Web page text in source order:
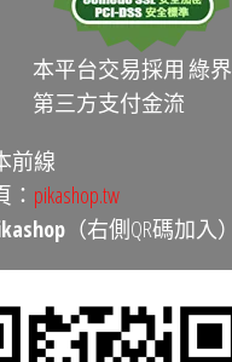
本平台交易採用 綠界
第三方支付金流
前線
： pikashop.tw
（右側QR碼加入）